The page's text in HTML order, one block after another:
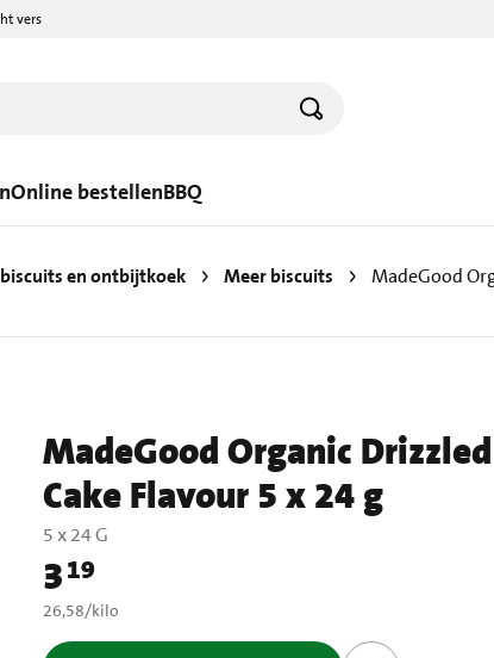
vers
Online bestellenBBQ
en ontbijtkoek Meer biscuits
MadeGood Organic
Cake Flavour 5 x 24 g
5 x 24 G
Prijs: € 3,19
319
€ 26,58 per kilo
26,58/kilo